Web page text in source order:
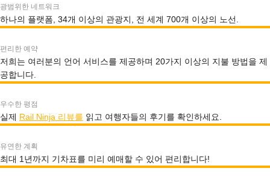
광범위한 네트워크
하나의 플랫폼, 34개 이상의 관광지, 전 세계 700개 이상의 노선.
편리한 예약
저희는 여러분의 언어 서비스를 제공하며 20가지 이상의 지불 방법을 제
공합니다.
우수한 평점
실제 Rail Ninja 리뷰를 읽고 여행자들의 후기를 확인하세요.
유연한 계획
최대 1년까지 기차표를 미리 예매할 수 있어 편리합니다!